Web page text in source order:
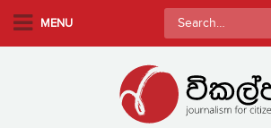
MENU
Search
for: